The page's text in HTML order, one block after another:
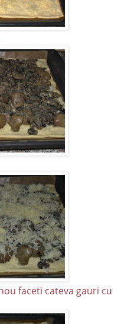
faceti cateva gauri cu